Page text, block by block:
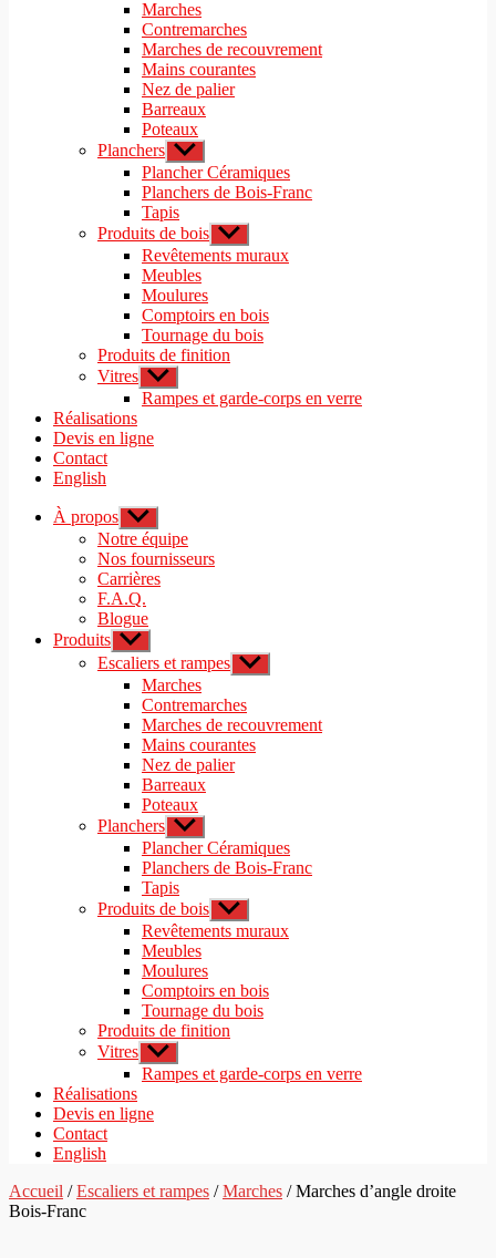
menu
menu
Marches
Contremarches
Marches de recouvrement
Mains courantes
Nez de palier
Barreaux
Poteaux
Planchers Afficher
le
sous-
menu
Plancher Céramiques
Planchers de Bois-Franc
Tapis
Produits de bois Afficher
le
sous-
Revêtements muraux
Meubles
Moulures
Comptoirs en bois
Tournage du bois
Produits de finition
Vitres Afficher
le
sous-
Rampes et garde-corps en verre
Réalisations
Devis en ligne
Contact
English
À propos Afficher
le
sous-
menu
Notre équipe
Nos fournisseurs
Carrières
F.A.Q.
Blogue
Produits Afficher
le
sous-
menu
Escaliers et rampes Afficher
le
menu
Marches
Contremarches
Marches de recouvrement
Mains courantes
Nez de palier
Barreaux
Poteaux
Planchers Afficher
le
sous-
menu
Plancher Céramiques
Planchers de Bois-Franc
Tapis
Produits de bois Afficher
le
sous-
Revêtements muraux
Meubles
Moulures
Comptoirs en bois
Tournage du bois
Produits de finition
Vitres Afficher
le
sous-
Rampes et garde-corps en verre
Réalisations
Devis en ligne
Contact
English
Accueil /Escaliers et rampes /Marches / Marches d’angle droite
Bois-Franc